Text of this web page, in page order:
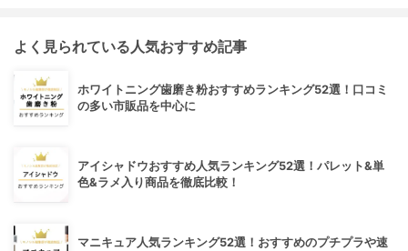
よく見られている人気おすすめ記事
ホワイトニング歯磨き粉おすすめランキング52選！口コミ
の多い市販品を中心に
アイシャドウおすすめ人気ランキング52選！パレット&単
色&ラメ入り商品を徹底比較！
マニキュア人気ランキング52選！おすすめのプチプラや速